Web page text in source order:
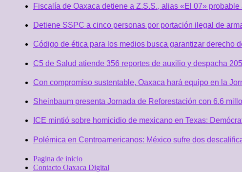
Fiscalía de Oaxaca detiene a Z.S.S., alias «El 07»
Detiene SSPC a cinco personas por portación ilegal de
Código de ética para los medios busca garantizar derecho
C5 de Salud atiende 356 reportes de auxilio y despacha
Con compromiso sustentable, Oaxaca hará equipo en la
Sheinbaum presenta Jornada de Reforestación con 6.6
ICE mintió sobre homicidio de mexicano en Texas:
Polémica en Centroamericanos: México sufre dos
Pagina de inicio
Contacto Oaxaca Digital